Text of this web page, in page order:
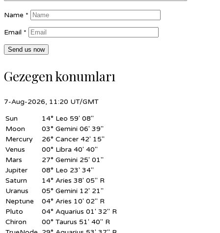
Name *
Email *
Gezegen konumları
7-Aug-2026, 11:20 UT/GMT
Sun
14° Leo 59' 08"
Moon
03° Gemini 06' 39"
Mercury
26° Cancer 42' 15"
Venus
00° Libra 40' 40"
Mars
27° Gemini 25' 01"
Jupiter
08° Leo 23' 34"
Saturn
14° Aries 38' 05" R
Uranus
05° Gemini 12' 21"
Neptune
04° Aries 10' 02" R
Pluto
04° Aquarius 01' 32" R
Chiron
00° Taurus 51' 40" R